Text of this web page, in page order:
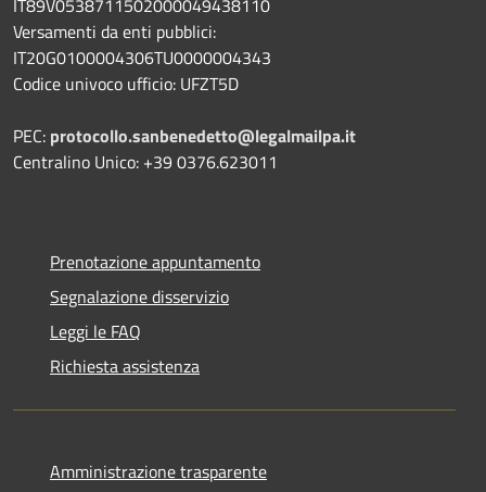
IT89V0538711502000049438110
Versamenti da enti pubblici:
IT20G0100004306TU0000004343
Codice univoco ufficio: UFZT5D
PEC: protocollo.sanbenedetto@legalmailpa.it
Centralino Unico: +39 0376.623011
Prenotazione appuntamento
Segnalazione disservizio
Leggi le FAQ
Richiesta assistenza
Amministrazione trasparente